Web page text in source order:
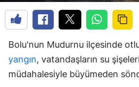
Bolu'nun Mudurnu ilçesinde
yangın, vatandaşların su
müdahalesiyle büyümeden